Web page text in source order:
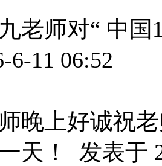
老师对“ 中
6-11 06:52
晚上好诚祝
天！ 发表于